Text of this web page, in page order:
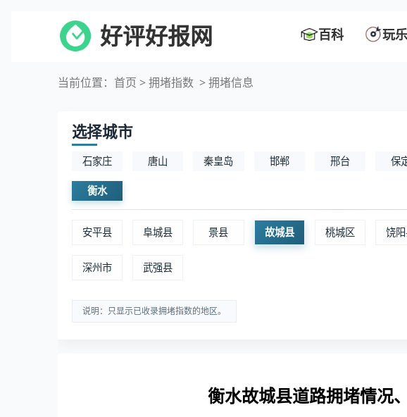
好评好报网 百科 玩乐
当前位置： 首页 >拥堵指数 > 拥堵信息
选择城市
石家庄 唐山 秦皇岛 邯郸 邢台 保
衡水
安平县 阜城县 景县 故城县 桃城区 饶
深州市 武强县
说明：只显示已收录拥堵指数的地区。
衡水故城县道路拥堵情况